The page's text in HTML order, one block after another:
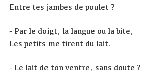
Entre tes jambes de poulet ?
- Par le doigt, la langue ou la bite,
Les petits me tirent du lait.
- Le lait de ton ventre, sans doute ?